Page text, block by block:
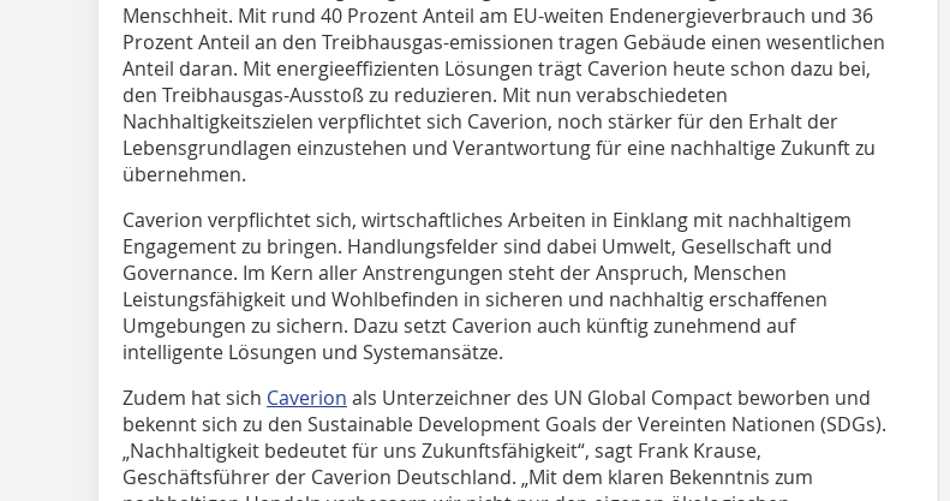
Menschheit. Mit rund 40 Prozent Anteil am EU-weiten Endenergieverbrauch und 36
Prozent Anteil an den Treibhausgas-emissionen tragen Gebäude einen wesentlichen
Anteil daran. Mit energieeffizienten Lösungen trägt Caverion heute schon dazu bei,
den Treibhausgas-Ausstoß zu reduzieren. Mit nun verabschiedeten
Nachhaltigkeitszielen verpflichtet sich Caverion, noch stärker für den Erhalt der
Lebensgrundlagen einzustehen und Verantwortung für eine nachhaltige Zukunft zu
übernehmen.
Caverion verpflichtet sich, wirtschaftliches Arbeiten in Einklang mit nachhaltigem
Engagement zu bringen. Handlungsfelder sind dabei Umwelt, Gesellschaft und
Governance. Im Kern aller Anstrengungen steht der Anspruch, Menschen
Leistungsfähigkeit und Wohlbefinden in sicheren und nachhaltig erschaffenen
Umgebungen zu sichern. Dazu setzt Caverion auch künftig zunehmend auf
intelligente Lösungen und Systemansätze.
Zudem hat sich Caverion als Unterzeichner des UN Global Compact beworben und
bekennt sich zu den Sustainable Development Goals der Vereinten Nationen (SDGs).
„Nachhaltigkeit bedeutet für uns Zukunftsfähigkeit“, sagt Frank Krause,
Geschäftsführer der Caverion Deutschland. „Mit dem klaren Bekenntnis zum